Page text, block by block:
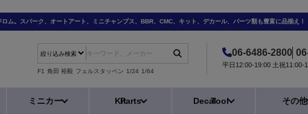
ム。スパーク、オートアート、ミニチャンプス、BBR、CMC、キット、デカール、パーツ類も豊富に品揃え！
F1 角田 裕毅 フェルスタッペン 1/24 1/64
06-6486-2800
平日12:00-19:00 土祝11:00-
ミニカー KitParts DecalTool その他